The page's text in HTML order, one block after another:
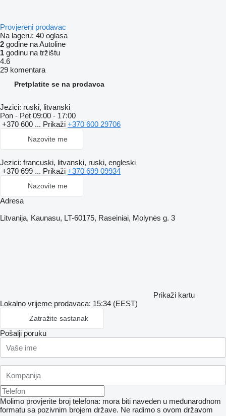
Provjereni prodavac
Na lageru: 40 oglasa
2 godine na Autoline
1 godinu na tržištu
4.6
29 komentara
Pretplatite se na prodavca
Jezici: ruski, litvanski
Pon - Pet 09:00 - 17:00
+370 600 ... Prikaži +370 600 29706
Nazovite me
Jezici: francuski, litvanski, ruski, engleski
+370 699 ... Prikaži +370 699 09934
Nazovite me
Adresa
Litvanija, Kaunasu, LT-60175, Raseiniai, Molynės g. 3
Prikaži kartu
Lokalno vrijeme prodavaca: 15:34 (EEST)
Zatražite sastanak
Pošalji poruku
Molimo provjerite broj telefona: mora biti naveden u međunarodnom
formatu sa pozivnim brojem države. Ne radimo s ovom državom